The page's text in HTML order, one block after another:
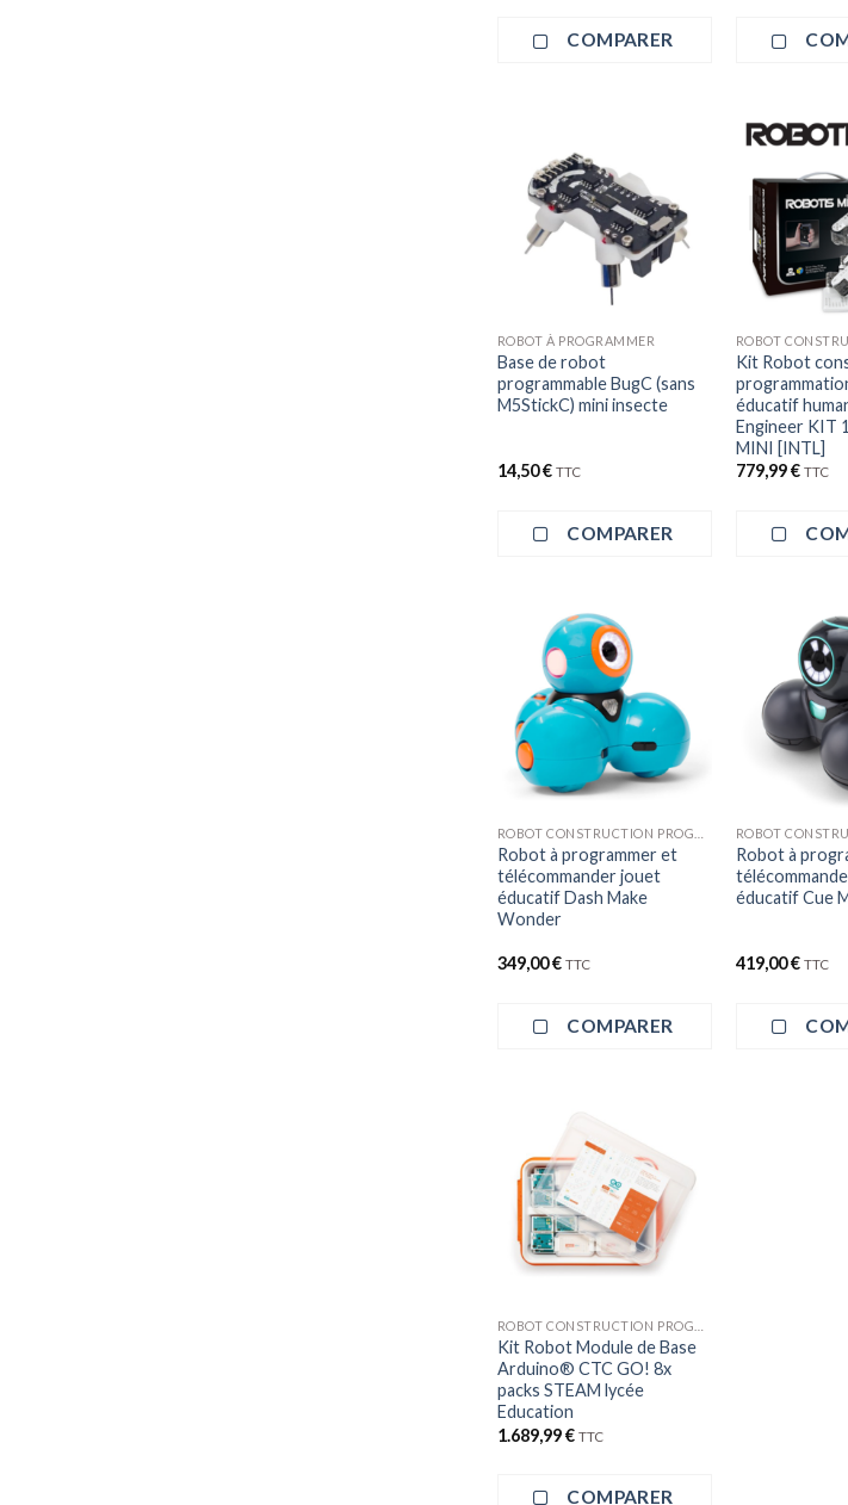
COMPARER
ROBOT À PROGRAMMER
Base de robot
programmable BugC (sans
M5StickC) mini insecte
14,50€ TTC
COMPARER
+
Kit Robot
éducatif
Engineer KIT
MINI [INTL]
779,99€ TTC
+
Robot à programmer et
télécommander jouet
éducatif Dash Make
Wonder
349,00€ TTC
COMPARER
Robot à
éducatif Cue
419,00€ TTC
Kit Robot Module de Base
Arduino® CTC GO! 8x
packs STEAM lycée
Education
1.689,99€ TTC
COMPARER